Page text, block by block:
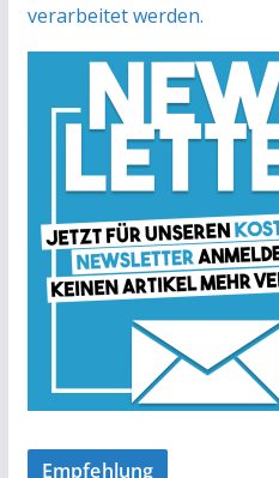
verarbeitet werden.
Empfehlung